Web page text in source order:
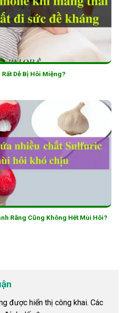
Dễ Bị Hôi Miệng?
Răng Cũng Không Hết Mùi Hôi?
được hiển thị công khai. Các